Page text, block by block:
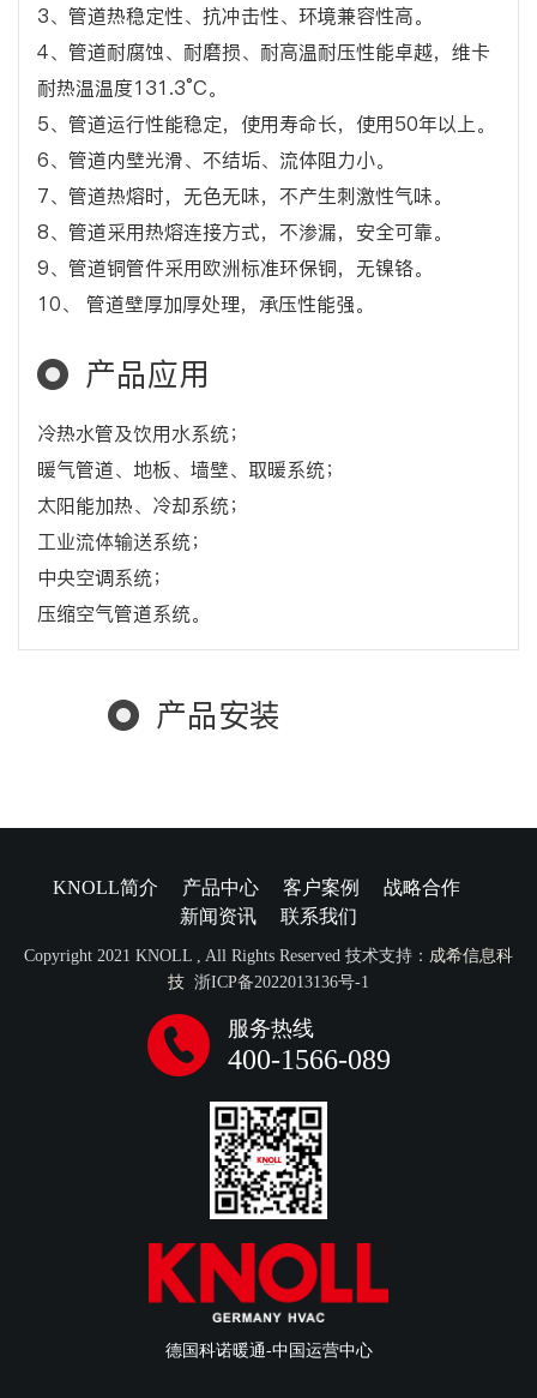
3、管道热稳定性、抗冲击性、环境兼容性高。
4、管道耐腐蚀、耐磨损、耐高温耐压性能卓越，维卡
耐热温温度131.3°C。
5、管道运行性能稳定，使用寿命长，使用50年以上。
6、管道内壁光滑、不结垢、流体阻力小。
7、管道热熔时，无色无味，不产生刺激性气味。
8、管道采用热熔连接方式，不渗漏，安全可靠。
9、管道铜管件采用欧洲标准环保铜，无镍铬。
10、 管道壁厚加厚处理，承压性能强。
产品应用
冷热水管及饮用水系统；
暖气管道、地板、墙壁、取暖系统；
太阳能加热、冷却系统；
工业流体输送系统；
中央空调系统；
压缩空气管道系统。
产品安装
KNOLL简介 产品中心 客户案例
战略合作
新闻资讯
联系我们
Copyright 2021 KNOLL , All Rights Reserved 技术支持： 成希信息科
技 浙ICP备2022013136号-1
服务热线
400-1566-089
德国科诺暖通-中国运营中心